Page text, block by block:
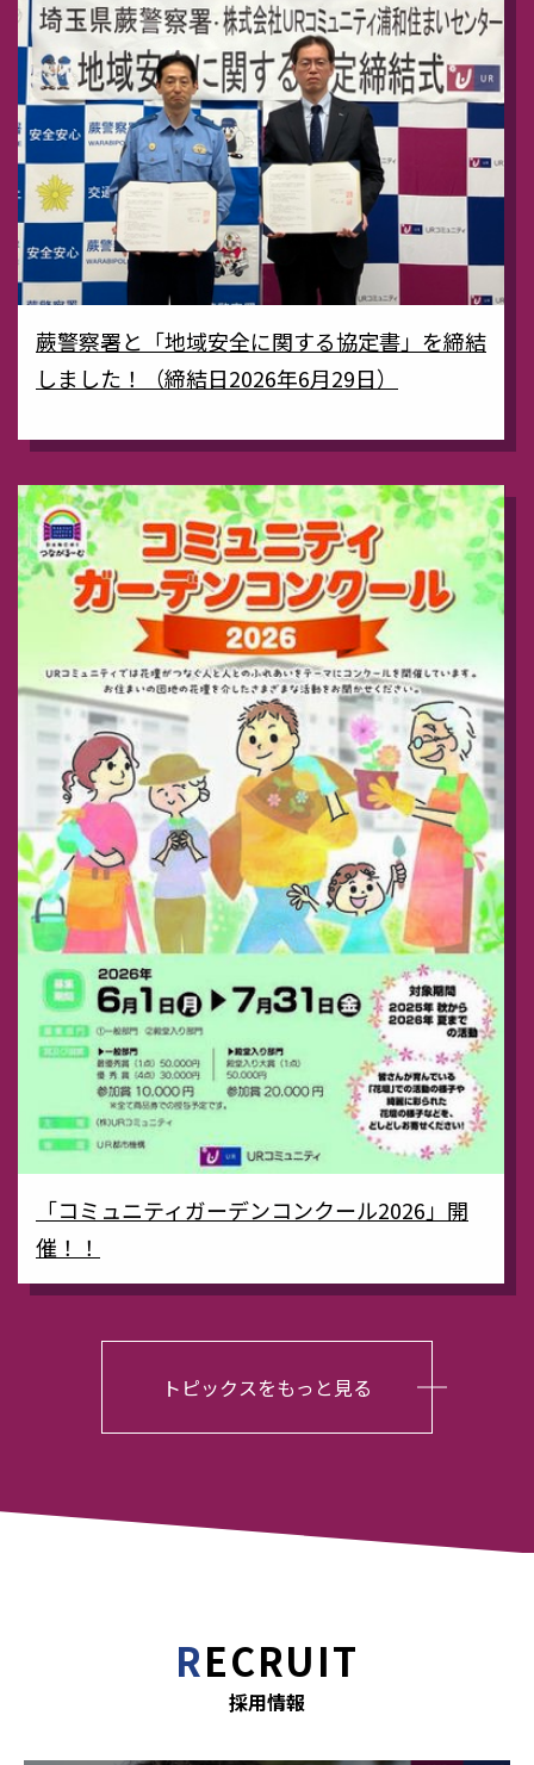
蕨警察署と「地域安全に関する協定書」を締結
しました！（締結日2026年6月29日）
「コミュニティガーデンコンクール2026」開
催！！
トピックスをもっと見る
RECRUIT
採用情報